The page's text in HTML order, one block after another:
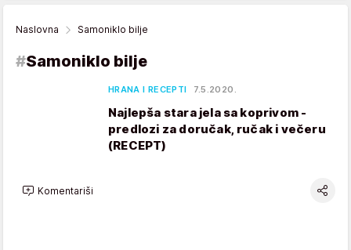
Naslovna Samoniklo bilje
#Samoniklo bilje
HRANA I RECEPTI 7.5.2020.
Najlepša stara jela sa koprivom -
predlozi za doručak, ručak i večeru
(RECEPT)
Komentariši